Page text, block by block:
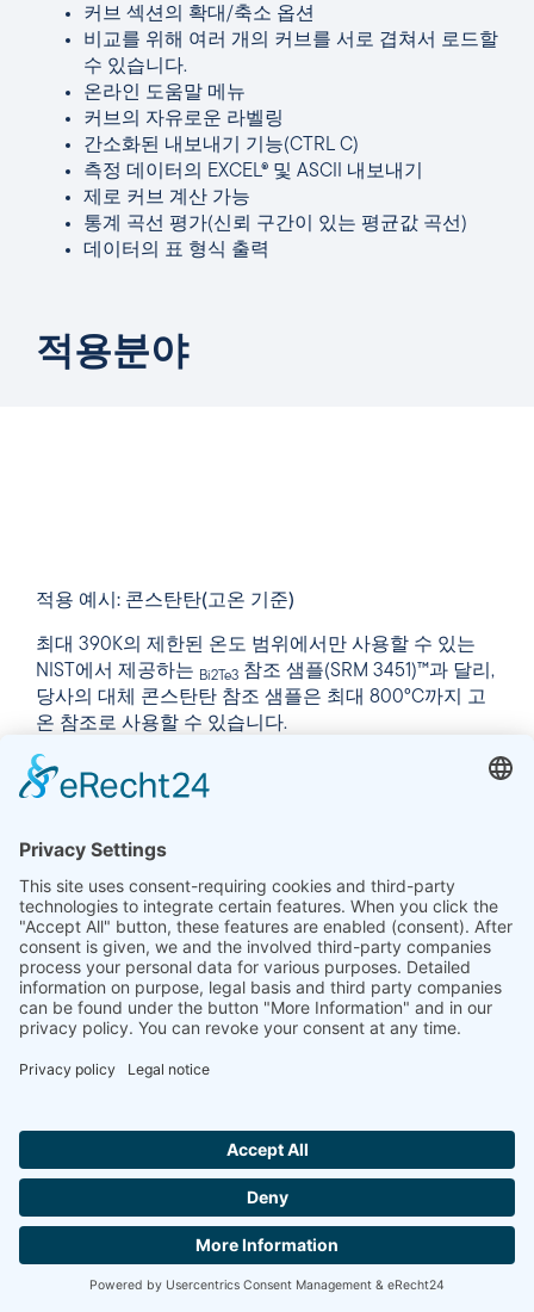
커브 섹션의 확대/축소 옵션
비교를 위해 여러 개의 커브를 서로 겹쳐서 로드할
수 있습니다.
온라인 도움말 메뉴
커브의 자유로운 라벨링
간소화된 내보내기 기능(CTRL C)
측정 데이터의 EXCEL® 및 ASCII 내보내기
제로 커브 계산 가능
통계 곡선 평가(신뢰 구간이 있는 평균값 곡선)
데이터의 표 형식 출력
적용분야
적용 예시: 콘스탄탄(고온 기준)
최대 390K의 제한된 온도 범위에서만 사용할 수 있는
NIST에서 제공하는 Bi2Te3 참조 샘플(SRM 3451)™과 달리,
당사의 대체 콘스탄탄 참조 샘플은 최대 800°C까지 고
온 참조로 사용할 수 있습니다.
다음 측정은 지정된 허용 오차 범위 내에 있는 일반적인
곡선을 보여줍니다.
Hallo ich bin LINAI! Wie kann ich dir
문의하기